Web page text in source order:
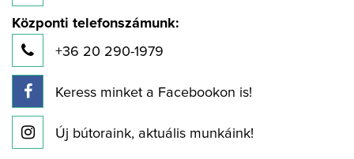
Központi telefonszámunk:
+36 20 290-1979
Keress minket a Facebookon is!
Új bútoraink, aktuális munkáink!